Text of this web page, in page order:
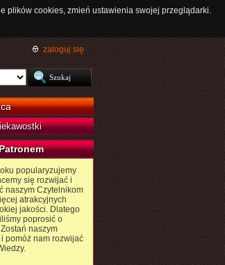
plików cookies, zmień ustawienia swojej przeglądarki.
zaloguj się
popularyzujemy
się rozwijać i
naszym Czytelnikom
atrakcyjnych
jakości. Dlatego
poprosić o
naszym
i pomóż nam rozwijać